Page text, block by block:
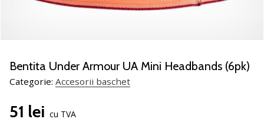
un
fan
al
ca
Bentita Under Armour UA Mini Headbands (6pk)
Categorie: Accesorii baschet
51 lei cu TVA